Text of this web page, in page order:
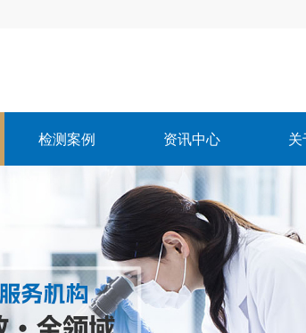
检测案例 资讯中心 关